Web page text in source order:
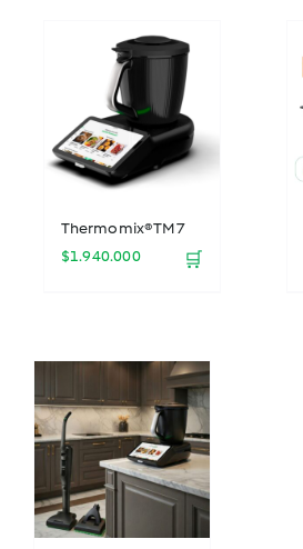
Thermomix® TM7
$1.940.000 🛒